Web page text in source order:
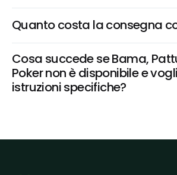
Quanto costa la consegna
Cosa succede se Bama,
Poker non è disponibile e
istruzioni specifiche?